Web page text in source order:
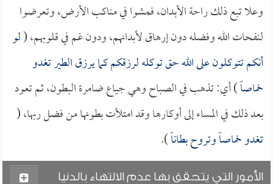
وعلا تبع ذلك راحة الأبدان، فمشوا في مناكب الأرض، وتعرضوا
لنفحات الله وفضله دون إرهاق لأبدانهم، ودون غم في قلوبهم، (لو
أنكم تتوكلون على الله حق توكله لرزقكم كما يرزق الطير تغدو
خماصاً) أي: تذهب في الصباح وهي جياع ضامرة البطون، ثم تعود
بعد ذلك في المساء إلى أوكارها وقد امتلأت بطونها من فضل ربها، (
تغدو خماصاً وتروح بطاناً).
الأمور التي يتحقق بها عدم الالتهاء بالدنيا